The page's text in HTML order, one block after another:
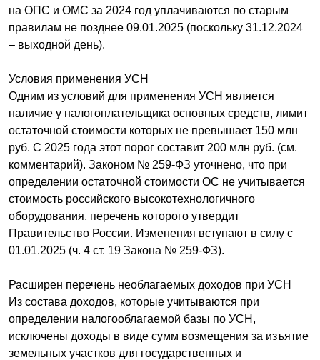
на ОПС и ОМС за 2024 год уплачиваются по старым
правилам не позднее 09.01.2025 (поскольку 31.12.2024
– выходной день).
Условия применения УСН
Одним из условий для применения УСН является
наличие у налогоплательщика основных средств, лимит
остаточной стоимости которых не превышает 150 млн
руб. С 2025 года этот порог составит 200 млн руб. (см.
комментарий). Законом № 259-ФЗ уточнено, что при
определении остаточной стоимости ОС не учитывается
стоимость российского высокотехнологичного
оборудования, перечень которого утвердит
Правительство России. Изменения вступают в силу с
01.01.2025 (ч. 4 ст. 19 Закона № 259-ФЗ).
Расширен перечень необлагаемых доходов при УСН
Из состава доходов, которые учитываются при
определении налогооблагаемой базы по УСН,
исключены доходы в виде сумм возмещения за изъятие
земельных участков для государственных и